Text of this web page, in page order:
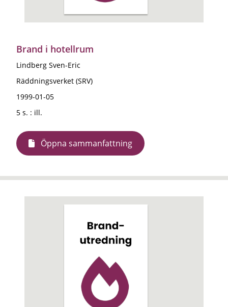
Brand i hotellrum
Lindberg Sven-Eric
Räddningsverket (SRV)
1999-01-05
5 s. : ill.
Öppna sammanfattning